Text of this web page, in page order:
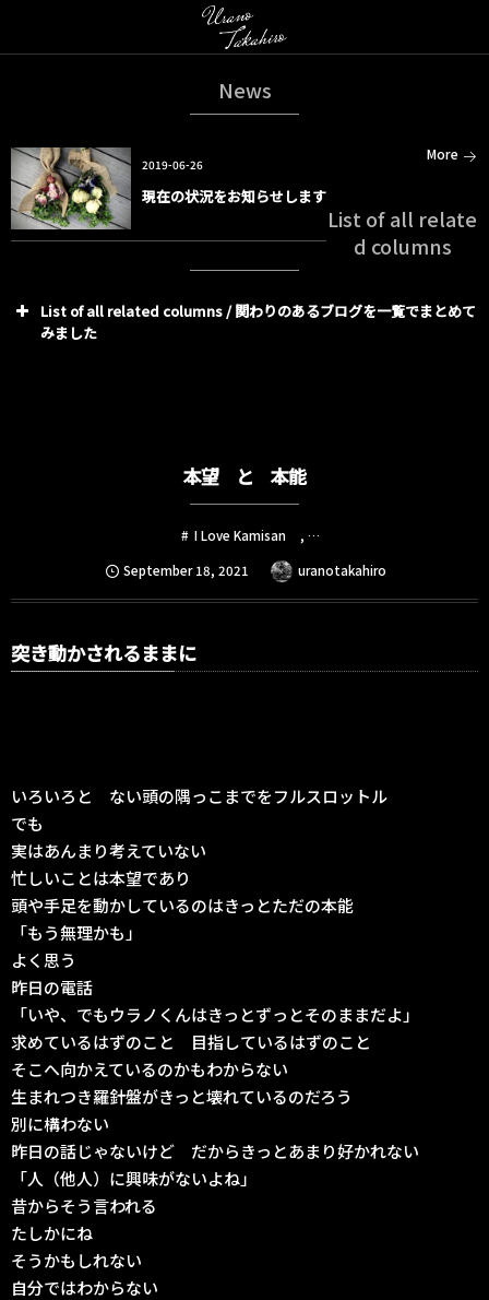
News
2019-06-26
現在の状況をお知らせします
More
List of all relate
d columns
List of all related columns / 関わりのあるブログを一覧でまとめて
みました
本望 と 本能
I Love Kamisan
, …
September 18,2021 uranotakahiro
突き動かされるままに
いろいろと ない頭の隅っこまでをフルスロットル
でも
実はあんまり考えていない
忙しいことは本望であり
頭や手足を動かしているのはきっとただの本能
「もう無理かも」
よく思う
昨日の電話
「いや、でもウラノくんはきっとずっとそのままだよ」
求めているはずのこと 目指しているはずのこと
そこへ向かえているのかもわからない
生まれつき羅針盤がきっと壊れているのだろう
別に構わない
昨日の話じゃないけど だからきっとあまり好かれない
「人（他人）に興味がないよね」
昔からそう言われる
たしかにね
そうかもしれない
自分ではわからない